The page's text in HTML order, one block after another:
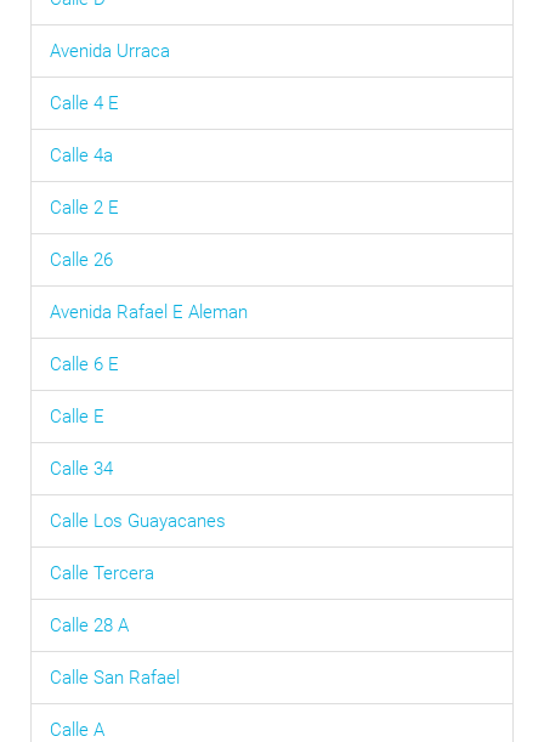
Avenida Urraca
Calle 4 E
Calle 4a
Calle 2 E
Calle 26
Avenida Rafael E Aleman
Calle 6 E
Calle E
Calle 34
Calle Los Guayacanes
Calle Tercera
Calle 28 A
Calle San Rafael
Calle A